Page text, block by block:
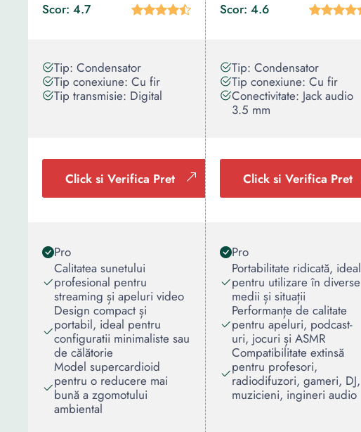
Scor: 4.7
Tip: Condensator
Tip conexiune: Cu fir
Tip transmisie: Digital
Click si Verifica Pret
Pro
Calitatea sunetului
profesional pentru
streaming și apeluri video
Design compact și
portabil, ideal pentru
configuratii minimaliste sau
de călătorie
Model supercardioid
pentru o reducere mai
bună a zgomotului
ambiental
Scor: 4.6
Tip: Condensator
Tip conexiune: Cu fir
Conectivitate: Jack audio
3.5 mm
Click si Verifica Pret
Pro
Portabilitate ridicată, ideal
pentru utilizare în diverse
medii și situații
Performanțe de calitate
pentru apeluri, podcast-
uri, jocuri și ASMR
Compatibilitate extinsă
pentru profesori,
radiodifuzori, gameri, DJ,
muzicieni, ingineri audio